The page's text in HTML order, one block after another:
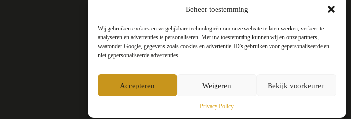
Beheer toestemming
Wij gebruiken cookies en vergelijkbare technologieën om onze website te laten werken, verkeer te
analyseren en advertenties te personaliseren. Met uw toestemming kunnen wij en onze partners,
waaronder Google, gegevens zoals cookies en advertentie-ID's gebruiken voor gepersonaliseerde en
niet-gepersonaliseerde advertenties.
Accepteren Weigeren Bekijk voorkeuren
Privacy Policy